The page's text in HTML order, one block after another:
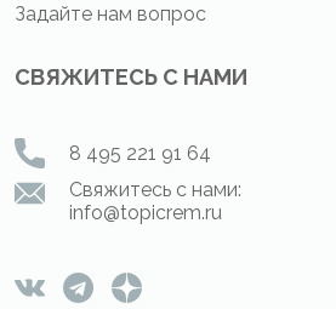
Задайте нам вопрос
СВЯЖИТЕСЬ С НАМИ
8 495 221 91 64
Свяжитесь с нами:
info@topicrem.ru